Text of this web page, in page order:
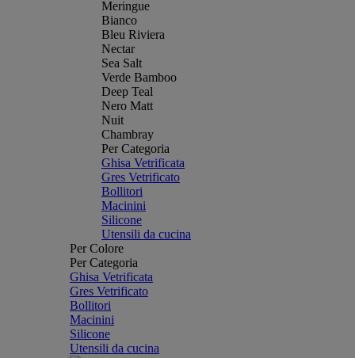
Meringue
Bianco
Bleu Riviera
Nectar
Sea Salt
Verde Bamboo
Deep Teal
Nero Matt
Nuit
Chambray
Per Categoria
Ghisa Vetrificata
Gres Vetrificato
Bollitori
Macinini
Silicone
Utensili da cucina
Per Colore
Per Categoria
Ghisa Vetrificata
Gres Vetrificato
Bollitori
Macinini
Silicone
Utensili da cucina